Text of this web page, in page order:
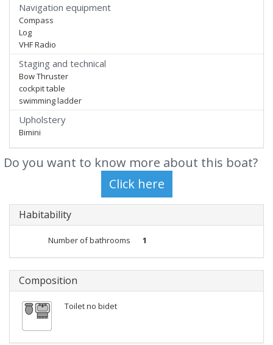
Navigation equipment
Compass
Log
VHF Radio
Staging and technical
Bow Thruster
cockpit table
swimming ladder
Upholstery
Bimini
Do you want to know more about this boat?
Habitability
Number of bathrooms 1
Composition
Toilet no bidet